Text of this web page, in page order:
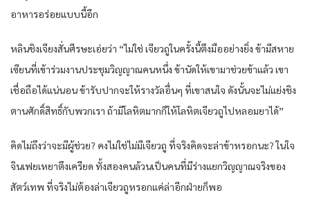
อาหาร​อร่อย​แบบนี้​อีก​
หลิน​ชิงเจียง​สั่น​ศีรษะ​เอ่ย​ว่า​ “ไม่ใช่ เจียว​ถูใน​ครั้งนี้​ตึง​มือ​อย่างยิ่ง​ ข้า​มีสหาย​
เซียน​ที่​เข้า​ร่วมงาน​ประชุม​วิญญาณ​คน​หนึ่ง​ ข้า​นัด​ให้​เขา​มาช่วย​ข้า​แล้ว​ เขา​
เชื่อถือได้​แน่นอน​ ข้า​รับปาก​จะให้รางวัล​อื่นๆ​ ที่​เขา​สนใจ​ ดังนั้น​จะไม่แย่งชิง​
ตาน​ศักดิ์สิทธิ์​กับ​พวกเรา​ ถ้ามีโลหิต​มาก​ก็​ให้​โลหิต​เจียว​ถูไปหลอม​ยา​ได้​”
คิดไม่ถึง​ว่า​จะมีผู้ช่วย​? คง​ไม่ใช่ไม่มีเจียว​ถู ที่จริง​คิด​จะล่า​ข้า​หรอก​นะ​? ใน​ใจ
จิน​เฟย​เหยา​ตึงเครียด​ ทั้งสอง​คน​ล้วน​เป็น​คน​ที่​มีร่าง​แยก​วิญญาณ​จริง​ของ​
สัตว์​เทพ​ ที่จริง​ไม่ต้อง​ล่า​เจียว​ถูหรอก​แค่​ล่า​อีก​ฝ่าย​ก็​พอ​